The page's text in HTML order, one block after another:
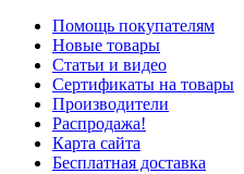
Помощь покупателям
Новые товары
Статьи и видео
Сертификаты на товары
Производители
Распродажа!
Карта сайта
Бесплатная доставка